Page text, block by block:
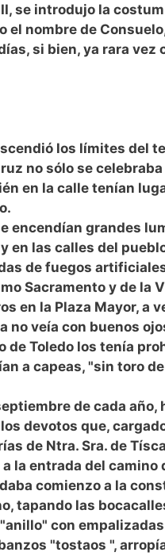
se introdujo la
el nombre de
si bien, ya rara vez
los límites del
no sólo se
en la calle tenían
encendían grandes
en las calles del
de fuegos
Sacramento y de la
en la Plaza Mayor, a
no veía con buenos
de Toledo los tenía
a capeas, "sin toro
de cada año,
devotos que,
de Ntra. Sra. de
la entrada del camino
comienzo a la
tapando las
con
"tostaos ",